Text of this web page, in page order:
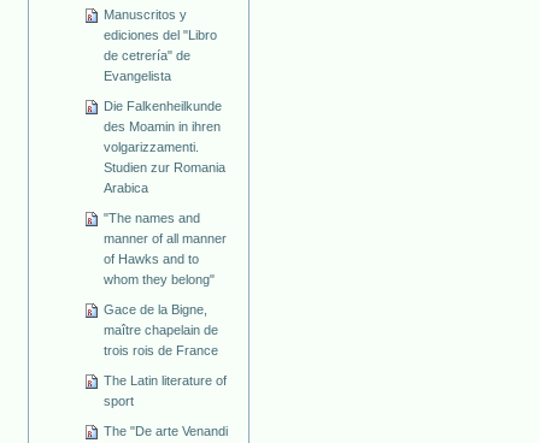
Manuscritos y
ediciones del "Libro
de cetrería" de
Evangelista
Die Falkenheilkunde
des Moamin in ihren
volgarizzamenti.
Studien zur Romania
Arabica
"The names and
manner of all manner
of Hawks and to
whom they belong"
Gace de la Bigne,
maître chapelain de
trois rois de France
The Latin literature of
sport
The "De arte Venandi